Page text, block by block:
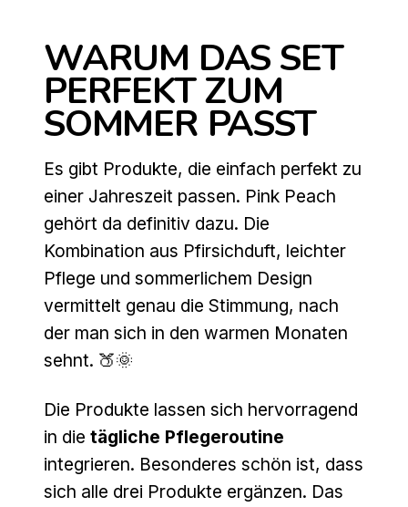
WARUM DAS SET
PERFEKT ZUM
SOMMER PASST
Es gibt Produkte, die einfach perfekt zu
einer Jahreszeit passen. Pink Peach
gehört da definitiv dazu. Die
Kombination aus Pfirsichduft, leichter
Pflege und sommerlichem Design
vermittelt genau die Stimmung, nach
der man sich in den warmen Monaten
sehnt. 🍑🌞
Die Produkte lassen sich hervorragend
in die tägliche Pflegeroutine
integrieren. Besonderes schön ist, dass
sich alle drei Produkte ergänzen. Das